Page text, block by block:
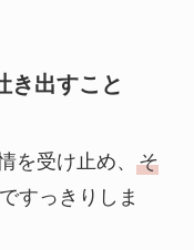
き出すこと
を受け止め、 そ
すっきりしま